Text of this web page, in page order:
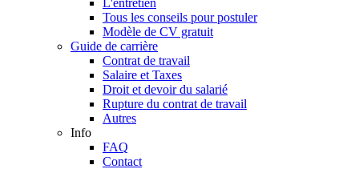
L'entretien
Tous les conseils pour postuler
Modèle de CV gratuit
Guide de carrière
Contrat de travail
Salaire et Taxes
Droit et devoir du salarié
Rupture du contrat de travail
Autres
Info
FAQ
Contact